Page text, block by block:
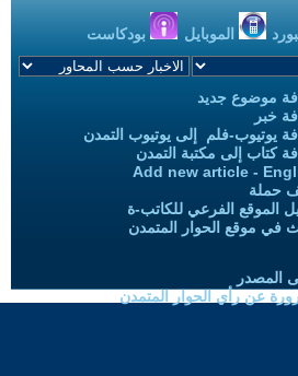
الموبايل بودكاست
موضوع جديد
خبر
يوتيوب-فلم إلى يوتيوب التمدن
كتاب إلى مكتبة التمدن
Add new article -
حملة
الموقع الفرعي للكاتب-ة
في موقع الحوار المتمدن
المصدر
عن رأي الحوار المتمدن